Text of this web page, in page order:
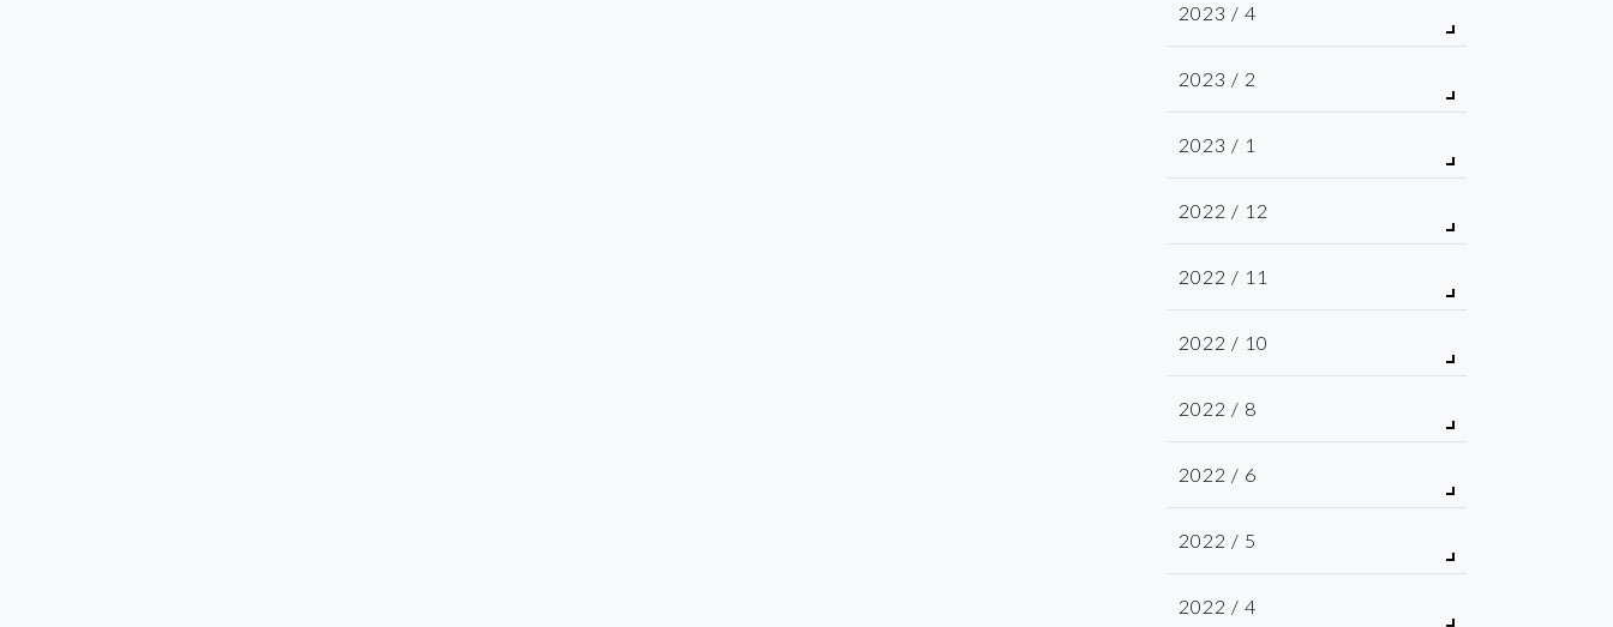
2023 / 4
2023 / 2
2023 / 1
2022 / 12
2022 / 11
2022 / 10
2022 / 8
2022 / 6
2022 / 5
2022 / 4